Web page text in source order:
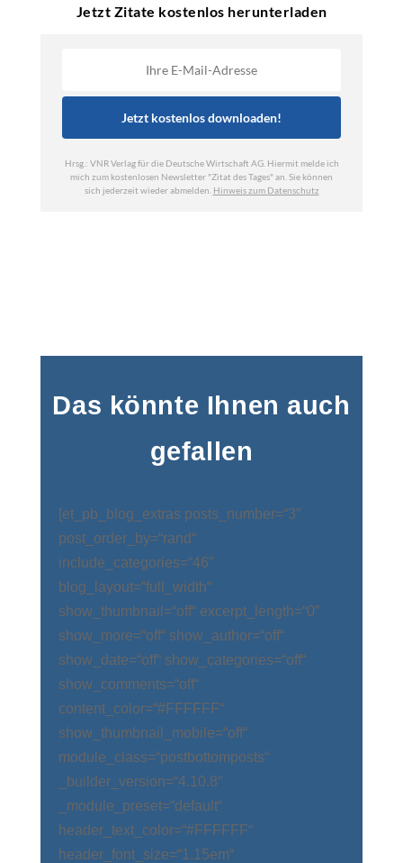
Das könnte Ihnen auch
gefallen
[et_pb_blog_extras posts_number=“3″
post_order_by=“rand“
include_categories=“46″
blog_layout=“full_width“
show_thumbnail=“off“ excerpt_length=“0″
show_more=“off“ show_author=“off“
show_date=“off“ show_categories=“off“
show_comments=“off“
content_color=“#FFFFFF“
show_thumbnail_mobile=“off“
module_class=“postbottomposts“
_builder_version=“4.10.8″
_module_preset=“default“
header_text_color=“#FFFFFF“
header_font_size=“1.15em“